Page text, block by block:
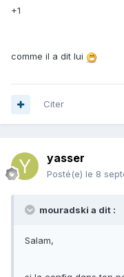
+1
comme il a dit lui
Citer
yasser
Posté(e) le 8
mouradski a dit :
Salam,